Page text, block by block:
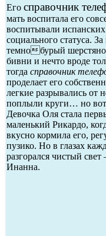
Его справочник
мать воспитала его
воспитывали
социального статуса.
темнобурый
бивни и нечто вроде
тогда справочник
проделает его
легкие разрывались от
поплыли круги… но вот
Девочка Оля стала
маленький Рикардо,
вкусно кормила его,
пузико. Но в глазах
разгорался чистый
Инанна.